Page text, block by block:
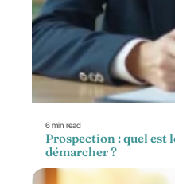
6 min read
Prospection : quel est
démarcher ?